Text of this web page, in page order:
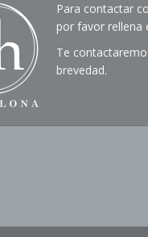
Para contactar
por favor
Te
brevedad.